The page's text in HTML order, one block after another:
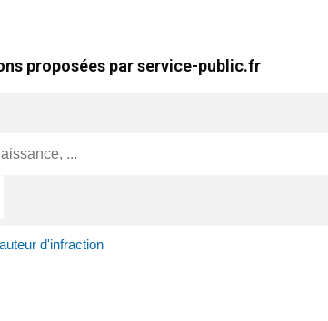
proposées par service-public.fr
d'infraction